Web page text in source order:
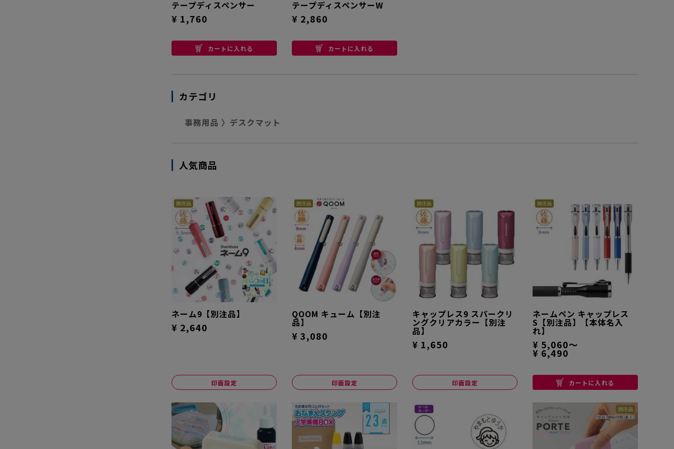
テープディスペンサー
¥ 1,760
カートに入れる
テープディスペンサーW
¥ 2,860
カートに入れる
カテゴリ
事務用品 〉 デスクマット
人気商品
ネーム9【別注品】
¥ 2,640
印面設定
QOOM キューム【別注
品】
¥ 3,080
印面設定
キャップレス9 スパークリ
ングクリアカラー【別注
品】
¥ 1,650
印面設定
ネームペン キャップレス
S【別注品】【本体名入
れ】
¥ 5,060～
¥ 6,490
カートに入れる